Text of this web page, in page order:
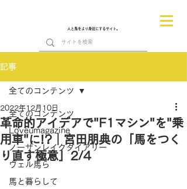
人と馬をより身近にするサイト。
記事
全てのコンテンツ
Loveumagazine
ノーザンレイクダイアリー
ヴェル馬ら
馬と暮らして
全てのコンテンツ
革命的アイデアで"F1マシン"を"乗
用車"に!?｜宮田朋典の「馬をつく
り直す極意」2/4
2022年12月10日